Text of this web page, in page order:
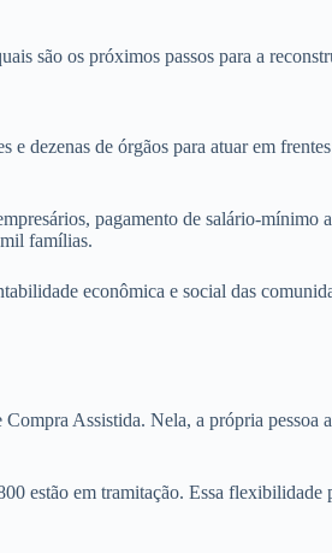
são os próximos passos para a
dezenas de órgãos para atuar em
pagamento de salário-
famílias.
econômica e social das
Assistida. Nela, a própria pessoa
estão em tramitação. Essa